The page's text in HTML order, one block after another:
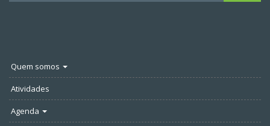
Quem somos
Atividades
Agenda